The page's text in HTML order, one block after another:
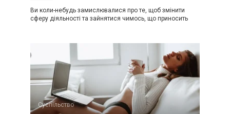
Ви коли-небудь замислювалися про те, щоб змінити
сферу діяльності та зайнятися чимось, що приносить
Суспільство